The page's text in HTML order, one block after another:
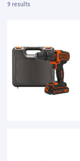
9 results